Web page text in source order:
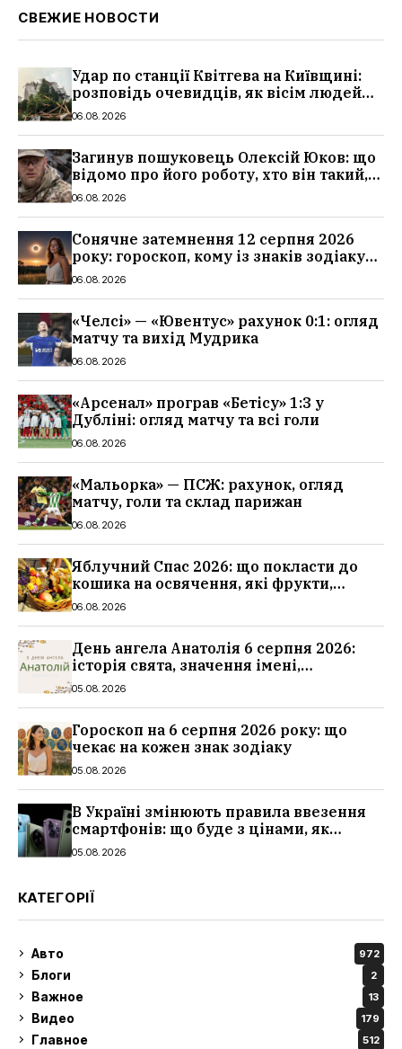
СВЕЖИЕ НОВОСТИ
Удар по станції Квітгева на Київщині:
розповідь очевидців, як вісім людей
загинули біля колій, що сталося
06.08.2026
Загинув пошуковець Олексій Юков: що
відомо про його роботу, хто він такий,
біографія
06.08.2026
Сонячне затемнення 12 серпня 2026
року: гороскоп, кому із знаків зодіаку
принесе успіх
06.08.2026
«Челсі» — «Ювентус» рахунок 0:1: огляд
матчу та вихід Мудрика
06.08.2026
«Арсенал» програв «Бетісу» 1:3 у
Дубліні: огляд матчу та всі голи
06.08.2026
«Мальорка» — ПСЖ: рахунок, огляд
матчу, голи та склад парижан
06.08.2026
Яблучний Спас 2026: що покласти до
кошика на освячення, які фрукти,
традиції
06.08.2026
День ангела Анатолія 6 серпня 2026:
історія свята, значення імені,
привітання у віршах і прозі
05.08.2026
Гороскоп на 6 серпня 2026 року: що
чекає на кожен знак зодіаку
05.08.2026
В Україні змінюють правила ввезення
смартфонів: що буде з цінами, як
працюватиме контроль IMEI
05.08.2026
КАТЕГОРІЇ
Авто 972
Блоги 2
Важное 13
Видео 179
Главное 512